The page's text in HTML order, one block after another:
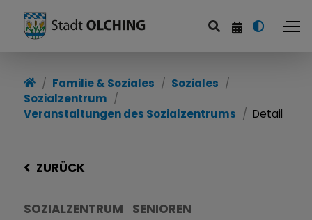
Familie & Soziales
Soziales
Sozialzentrum
Veranstaltungen des Sozialzentrums
Detail
ZURÜCK
SOZIALZENTRUM SENIOREN